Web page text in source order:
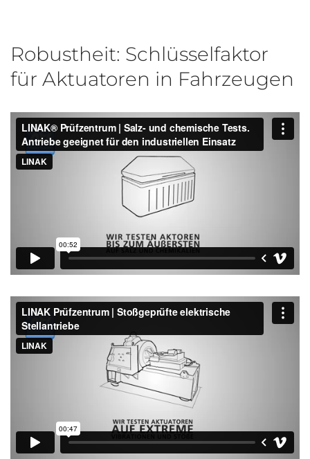
Robustheit: Schlüsselfaktor
für Aktuatoren in Fahrzeugen